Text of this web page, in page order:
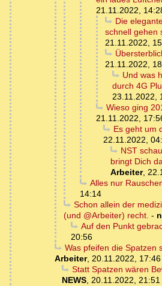
21.11.2022,
Die
schnell gehen
21.11.2022,
21.11.2022,
Und was
durch 4G
23.11.2022,
Wieso ging
21.11.2022,
Es geht um
22.11.2022,
NST
bringt Dich
Arbeiter,
Alles nur
14:14
Schon allein der
(und @Arbeiter) recht. -
Auf den Punkt
20:56
Was pfeifen die Spatzen
Arbeiter, 20.11.2022, 17:46
Statt Spatzen wären
NEWS, 20.11.2022, 21:51